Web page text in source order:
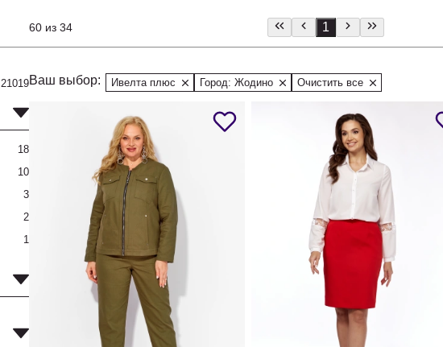
60 из 34 1
21019
18
10
3
2
1
Ваш выбор: Ивелта плюс Город: Жодино Очистить все